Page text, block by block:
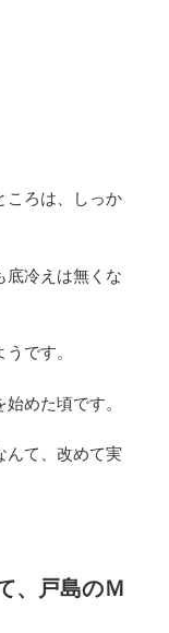
ころは、しっか
底冷えは無くな
です。
めた頃です。
んて、改めて実
、戸島のＭ